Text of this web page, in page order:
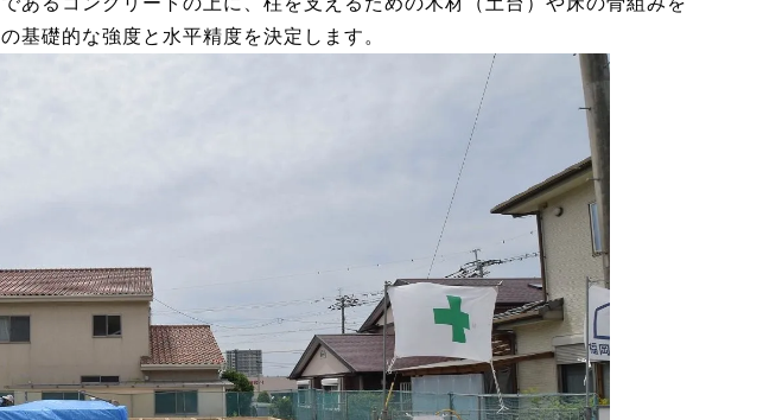
基礎的な強度と水平精度を決定します。